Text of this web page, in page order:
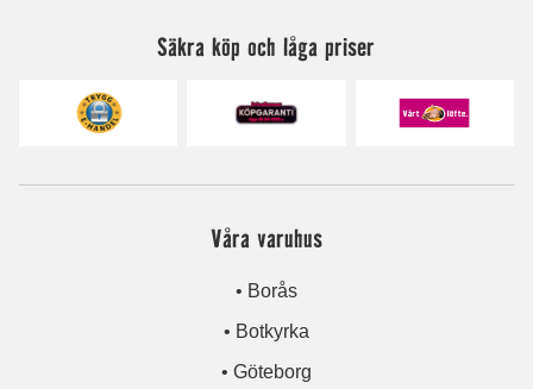
Säkra köp och låga priser
Våra varuhus
• Borås
• Botkyrka
• Göteborg